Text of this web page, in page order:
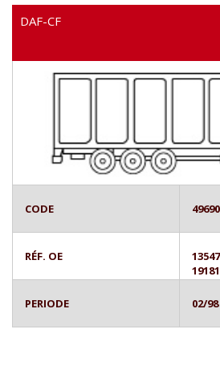
DAF-CF
CODE
RÉF. OE
PERIODE 02/